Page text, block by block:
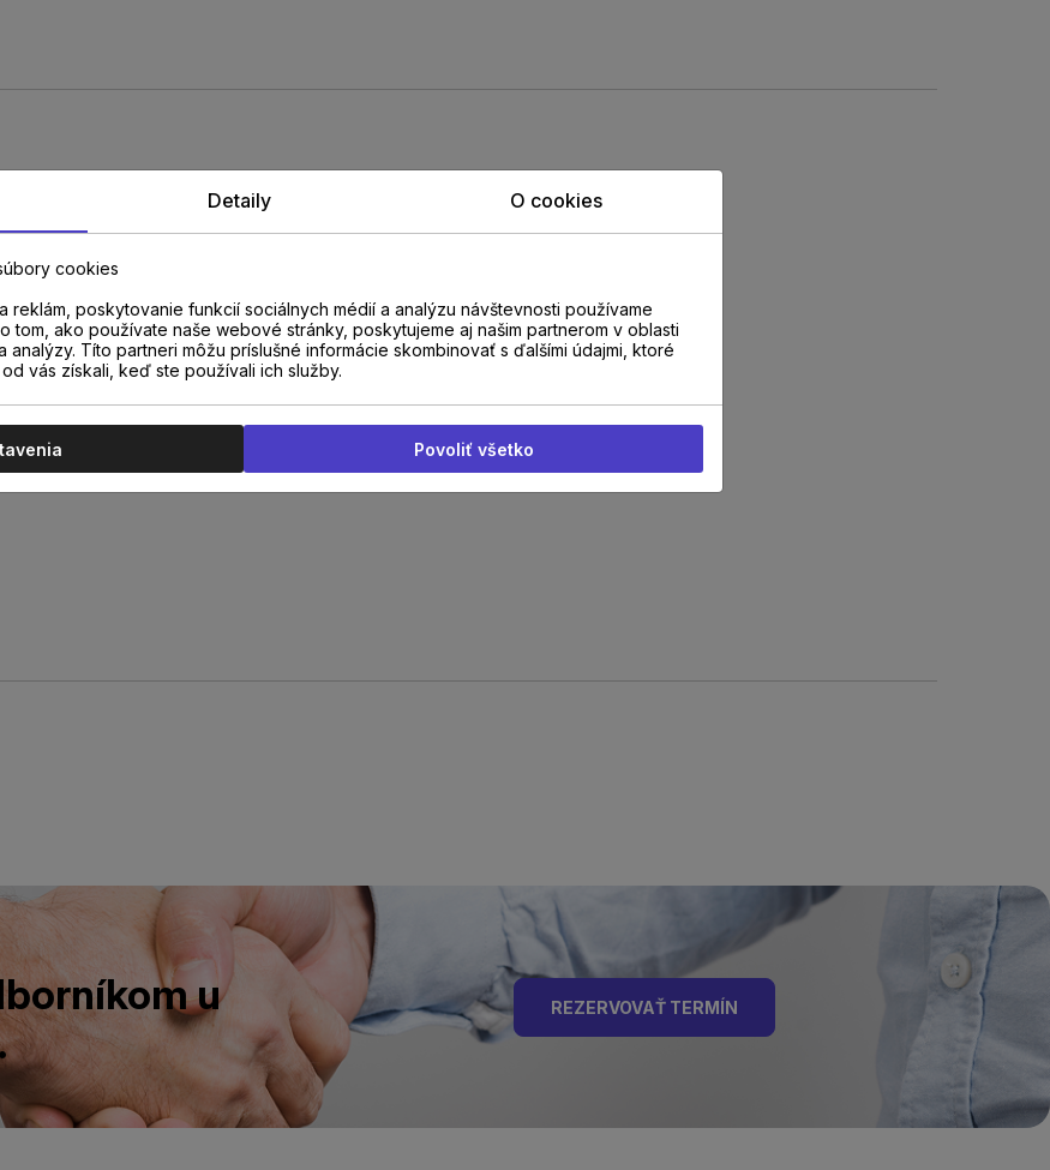
u
REZERVOVAŤ TERMÍN
Detaily O cookies
cookies
reklám, poskytovanie funkcií sociálnych médií a analýzu návštevnosti používame
tom, ako používate naše webové stránky, poskytujeme aj našim partnerom v oblasti
analýzy. Títo partneri môžu príslušné informácie skombinovať s ďalšími údajmi, ktoré
vás získali, keď ste používali ich služby.
Povoliť všetko